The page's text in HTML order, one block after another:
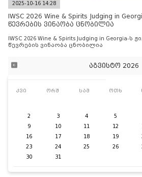
2025-10-16 14:28
IWSC 2026 Wine & Spirits Judging in
წევრების ვინაობა ცნობილია
IWSC 2026 Wine & Spirits Judging in Georgia-
წევრების ვინაობა ცნობილია
აგვისტო 2026
კვი ორშ სამ ოთხ
2
3 4 5
9
10 11 12
16
17 18 19
23
24 25 26
30
31